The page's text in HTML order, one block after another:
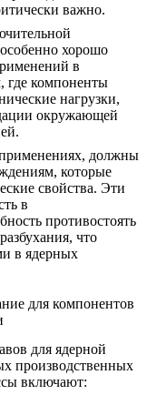
важно.
хорошо
в
где компоненты
нагрузки,
окружающей
должны
которые
свойства. Эти
в
противостоять
что
в ядерных
для компонентов
для ядерной
производственных
включают: